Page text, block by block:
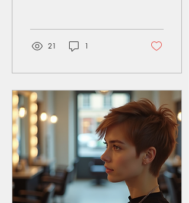
look tendance et naturel.
Vous découvrirez les étapes
clés, les conseils pratiques
Suivez-moi pour un résultat
parfait. Pourquoi choisir un
balayage miel cheveux
bruns ? Le balayage miel sur
cheveux bruns illumine la
chevelure sans l’agresser. Il
crée un effet soleil subtil et
chaleureux. Contrairement à
une...
21 1